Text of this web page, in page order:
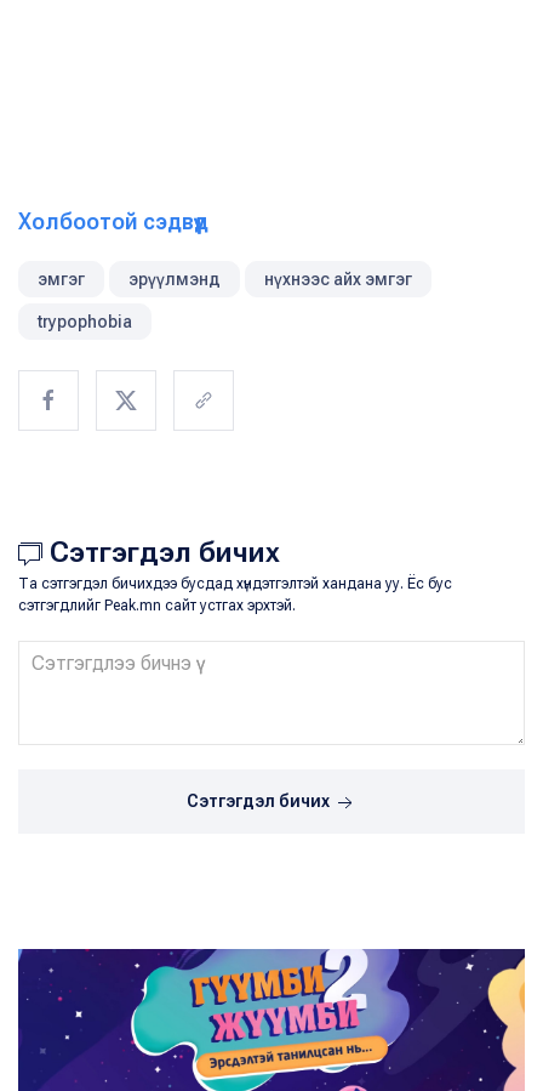
Холбоотой сэдвүүд
эмгэг эрүүлмэнд нүхнээс айх эмгэг
trypophobia
Сэтгэгдэл бичих
Та сэтгэгдэл бичихдээ бусдад хүндэтгэлтэй хандана уу. Ёс бус
сэтгэгдлийг Peak.mn сайт устгах эрхтэй.
Сэтгэгдэл бичих